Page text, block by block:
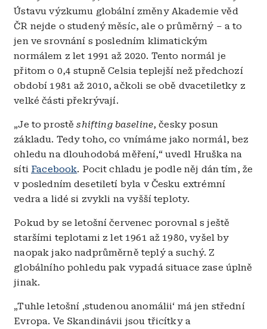
Ústavu výzkumu globální změny Akademie věd
ČR nejde o studený měsíc, ale o průměrný – a to
jen ve srovnání s posledním klimatickým
normálem z let 1991 až 2020. Tento normál je
přitom o 0,4 stupně Celsia teplejší než předchozí
období 1981 až 2010, ačkoli se obě dvacetiletky z
velké části překrývají.
„Je to prostěshifting baseline, česky posun
základu. Tedy toho, co vnímáme jako normál, bez
ohledu na dlouhodobá měření,“ uvedl Hruška na
síti Facebook. Pocit chladu je podle něj dán tím, že
v posledním desetiletí byla v Česku extrémní
vedra a lidé si zvykli na vyšší teploty.
Pokud by se letošní červenec porovnal s ještě
staršími teplotami z let 1961 až 1980, vyšel by
naopak jako nadprůměrně teplý a suchý. Z
globálního pohledu pak vypadá situace zase úplně
jinak.
„Tuhle letošní ‚studenou anomálii‘ má jen střední
Evropa. Ve Skandinávii jsou třicítky a